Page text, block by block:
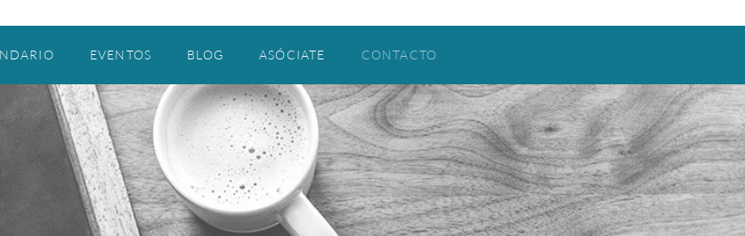
EVENTOS BLOG ASÓCIATE CONTACTO